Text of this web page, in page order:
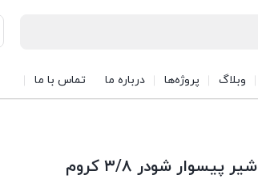
وبلاگ پروژه‌ها درباره ما تماس با ما
شیر پیسوار شودر ۳/۸ کروم